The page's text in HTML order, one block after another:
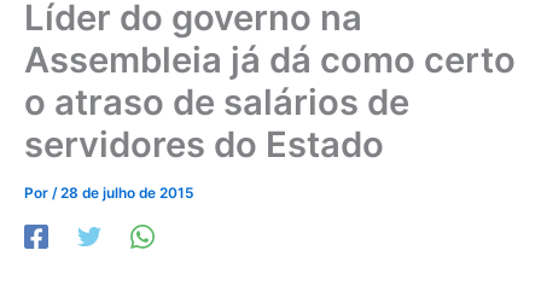
Líder do governo na
Assembleia já dá como certo
o atraso de salários de
servidores do Estado
Por /28 de julho de 2015